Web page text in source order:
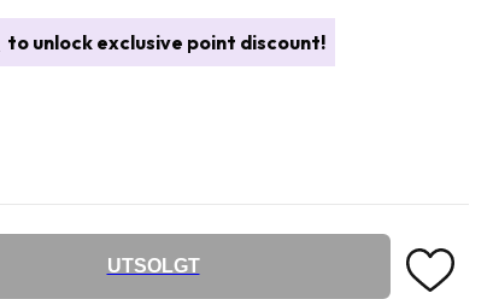
to unlock exclusive point discount!
UTSOLGT